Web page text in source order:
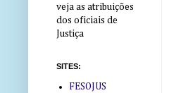
veja as atribuições
dos oficiais de
Justiça
SITES:
FESOJUS